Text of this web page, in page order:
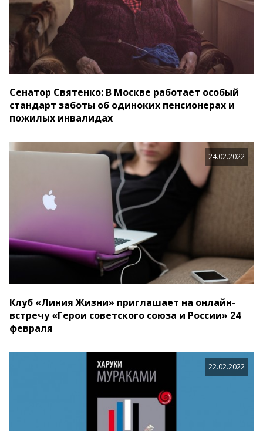
Сенатор Святенко: В Москве работает особый
стандарт заботы об одиноких пенсионерах и
пожилых инвалидах
24.02.2022
Клуб «Линия Жизни» приглашает на онлайн-
встречу «Герои советского союза и России» 24
февраля
22.02.2022